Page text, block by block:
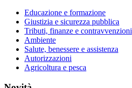
Educazione e formazione
Giustizia e sicurezza pubblica
Tributi, finanze e contravvenzioni
Ambiente
Salute, benessere e assistenza
Autorizzazioni
Agricoltura e pesca